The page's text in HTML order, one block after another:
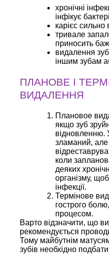
хронічні
інфікує
карієс сильно
тривале
приносить
видалення
іншим зубам
ПЛАНОВЕ І
ВИДАЛЕННЯ
Плановое
якщо зуб
відновленню.
зламаний,
коли
деяких
організму,
інфекції.
Термінове
гострого
процесом.
Варто відзначити, що
рекомендується
Тому майбутнім
зубів необхідно